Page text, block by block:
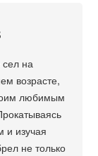
сел на
возрасте,
любимым
и изучая
не только